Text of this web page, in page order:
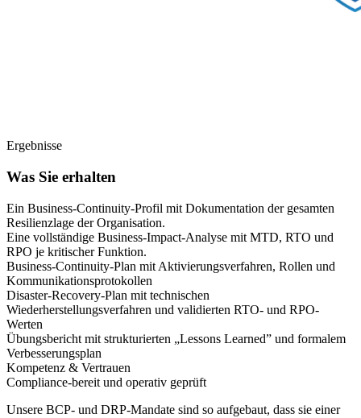
Ergebnisse
Was Sie erhalten
Ein Business-Continuity-Profil mit Dokumentation der gesamten
Resilienzlage der Organisation.
Eine vollständige Business-Impact-Analyse mit MTD, RTO und
RPO je kritischer Funktion.
Business-Continuity-Plan mit Aktivierungsverfahren, Rollen und
Kommunikationsprotokollen
Disaster-Recovery-Plan mit technischen
Wiederherstellungsverfahren und validierten RTO- und RPO-
Werten
Übungsbericht mit strukturierten „Lessons Learned” und formalem
Verbesserungsplan
Kompetenz & Vertrauen
Compliance-bereit und operativ geprüft
Unsere BCP- und DRP-Mandate sind so aufgebaut, dass sie einer